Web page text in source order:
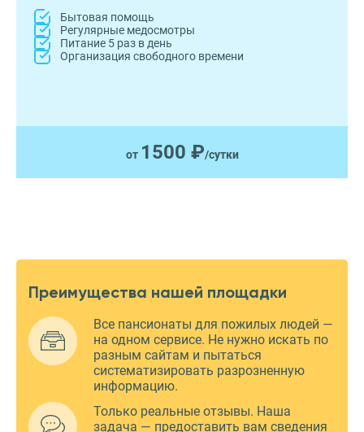
Бытовая помощь
Регулярные медосмотры
Питание 5 раз в день
Организация свободного времени
от 1500 ₽/сутки
Преимущества нашей площадки
Все пансионаты для пожилых людей —
на одном сервисе. Не нужно искать по
разным сайтам и пытаться
систематизировать разрозненную
информацию.
Только реальные отзывы. Наша
задача — предоставить вам сведения